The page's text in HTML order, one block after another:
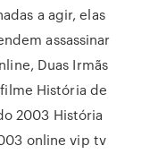
a agir, elas
assassinar
Duas Irmãs
História de
2003 História
online vip tv